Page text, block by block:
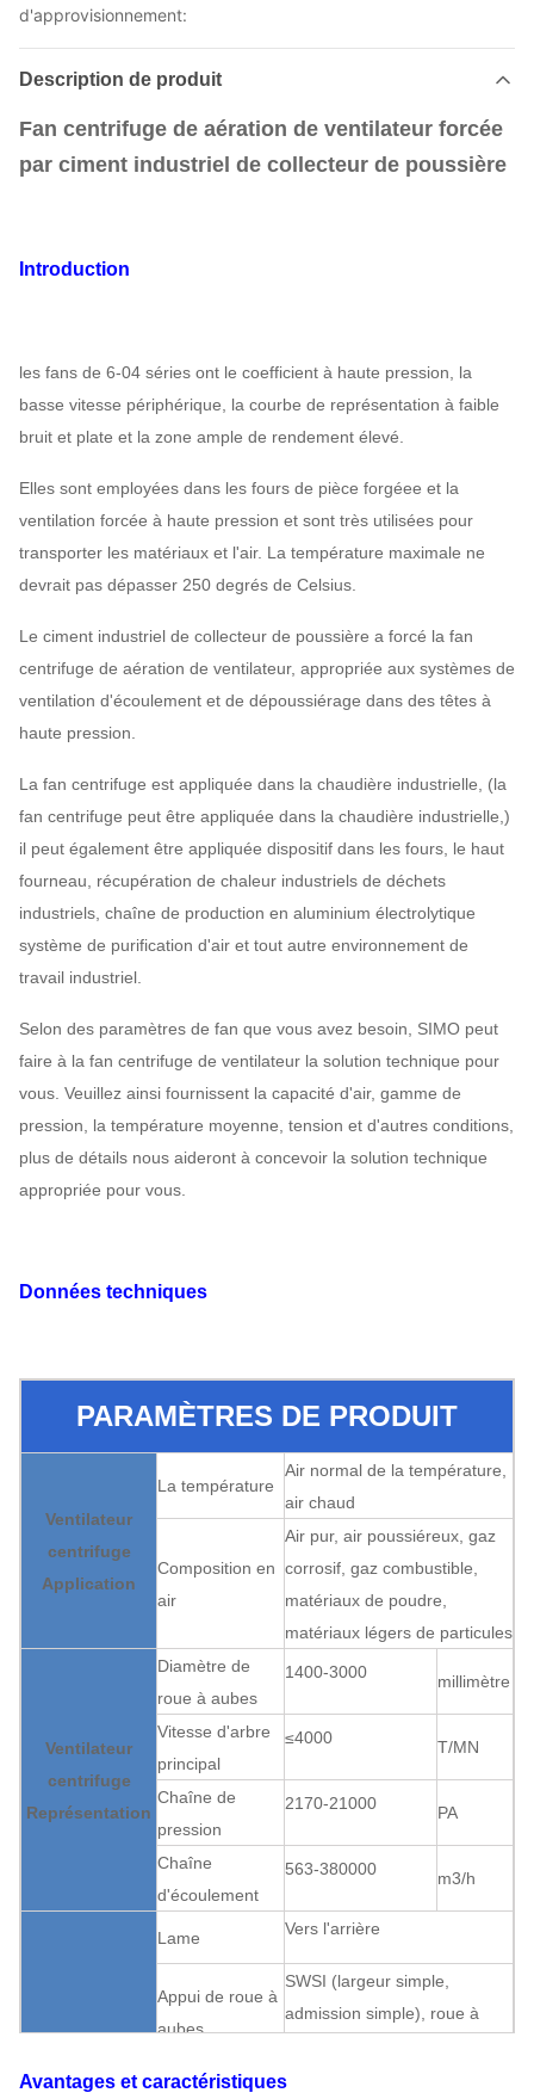
d'approvisionnement:
Description de produit
Fan centrifuge de aération de ventilateur forcée
par ciment industriel de collecteur de poussière
Introduction
les fans de 6-04 séries ont le coefficient à haute pression, la
basse vitesse périphérique, la courbe de représentation à faible
bruit et plate et la zone ample de rendement élevé.
Elles sont employées dans les fours de pièce forgéee et la
ventilation forcée à haute pression et sont très utilisées pour
transporter les matériaux et l'air. La température maximale ne
devrait pas dépasser 250 degrés de Celsius.
Le ciment industriel de collecteur de poussière a forcé la fan
centrifuge de aération de ventilateur, appropriée aux systèmes de
ventilation d'écoulement et de dépoussiérage dans des têtes à
haute pression.
La fan centrifuge est appliquée dans la chaudière industrielle, (la
fan centrifuge peut être appliquée dans la chaudière industrielle,)
il peut également être appliquée dispositif dans les fours, le haut
fourneau, récupération de chaleur industriels de déchets
industriels, chaîne de production en aluminium électrolytique
système de purification d'air et tout autre environnement de
travail industriel.
Selon des paramètres de fan que vous avez besoin, SIMO peut
faire à la fan centrifuge de ventilateur la solution technique pour
vous. Veuillez ainsi fournissent la capacité d'air, gamme de
pression, la température moyenne, tension et d'autres conditions,
plus de détails nous aideront à concevoir la solution technique
appropriée pour vous.
Données techniques
PARAMÈTRES DE PRODUIT
Ventilateur
centrifuge
Application
La température
Air normal de la température,
air chaud
Composition en
air
Air pur, air poussiéreux, gaz
corrosif, gaz combustible,
matériaux de poudre,
matériaux légers de particules
Ventilateur
centrifuge
Représentation
Diamètre de
roue à aubes
1400-3000 millimètre
Vitesse d'arbre
principal
≤4000 T/MN
Chaîne de
pression
2170-21000 PA
Chaîne
d'écoulement
563-380000 m3/h
centrifuge
Lame Vers l'arrière
Appui de roue à
aubes
SWSI (largeur simple,
admission simple), roue à
Boîte de vitesse Accouplement
Avantages et caractéristiques